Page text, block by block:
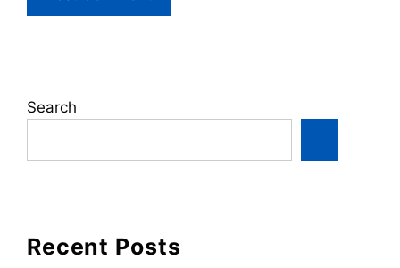
Search
Recent Posts